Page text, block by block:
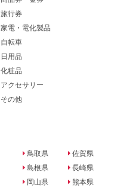
旅行券
家電・電化製品
自転車
日用品
化粧品
アクセサリー
その他
鳥取県
島根県
岡山県
佐賀県
長崎県
熊本県